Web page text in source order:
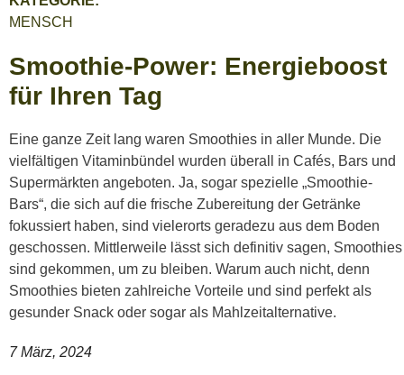
MENSCH
Smoothie-Power: Energieboost
für Ihren Tag
Eine ganze Zeit lang waren Smoothies in aller Munde. Die
vielfältigen Vitaminbündel wurden überall in Cafés, Bars und
Supermärkten angeboten. Ja, sogar spezielle „Smoothie-
Bars“, die sich auf die frische Zubereitung der Getränke
fokussiert haben, sind vielerorts geradezu aus dem Boden
geschossen. Mittlerweile lässt sich definitiv sagen, Smoothies
sind gekommen, um zu bleiben. Warum auch nicht, denn
Smoothies bieten zahlreiche Vorteile und sind perfekt als
gesunder Snack oder sogar als Mahlzeitalternative.
7 März, 2024